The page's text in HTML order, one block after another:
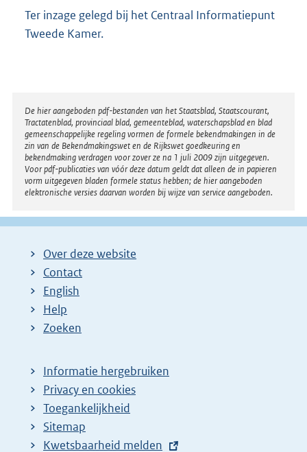
Ter inzage gelegd bij het Centraal Informatiepunt
Tweede Kamer.
Disclaimer
De hier aangeboden pdf-bestanden van het Staatsblad, Staatscourant,
Tractatenblad, provinciaal blad, gemeenteblad, waterschapsblad en blad
gemeenschappelijke regeling vormen de formele bekendmakingen in de
zin van de Bekendmakingswet en de Rijkswet goedkeuring en
bekendmaking verdragen voor zover ze na 1 juli 2009 zijn uitgegeven.
Voor pdf-publicaties van vóór deze datum geldt dat alleen de in papieren
vorm uitgegeven bladen formele status hebben; de hier aangeboden
elektronische versies daarvan worden bij wijze van service aangeboden.
Over deze website
Contact
English
Help
Zoeken
Informatie hergebruiken
Privacy en cookies
Toegankelijkheid
Sitemap
E
Kwetsbaarheid melden